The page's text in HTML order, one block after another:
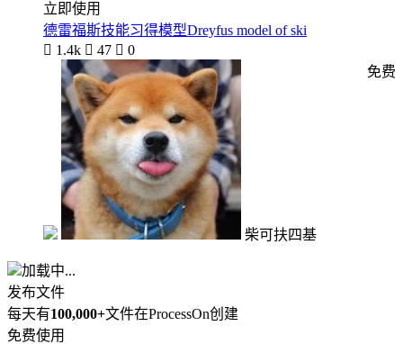
立即使用
德雷福斯技能习得模型Dreyfus model of ski
 1.4k  47  0
柴可扶四基
免费
加载中...
发布文件
每天有100,000+文件在ProcessOn创建
免费使用